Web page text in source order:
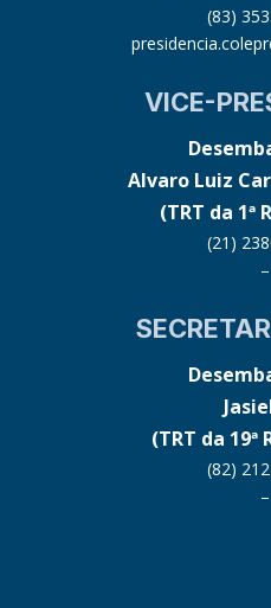
(83)
VICE-
Alvaro Luiz
(TRT da 1ª
(21)
–
(TRT da 19ª
(82)
–